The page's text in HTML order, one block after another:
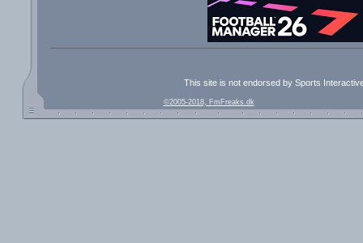
This site is not endorsed by Sports
©2005-2018, FmFreaks.dk